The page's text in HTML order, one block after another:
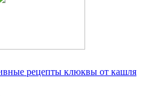
рецепты клюквы от кашля